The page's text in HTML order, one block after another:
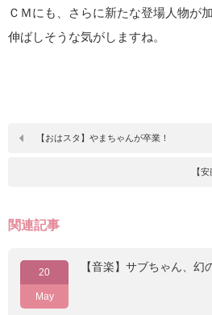
ＣＭにも、さらに新たな登場人物が
伸ばしそうな気がしますね。
【おはスタ】やまちゃんが卒業！
【
関連記事
20
May
【音楽】サブちゃん、幻